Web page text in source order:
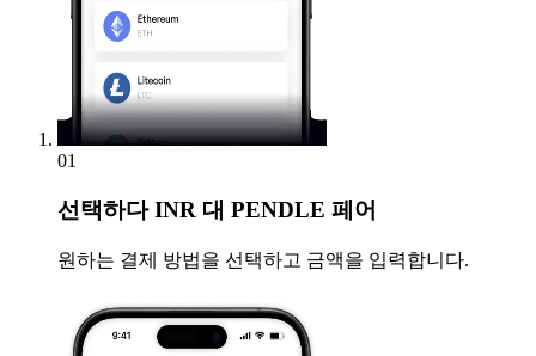
01
선택하다INR 대 PENDLE 페어
원하는 결제 방법을 선택하고 금액을 입력합니다.